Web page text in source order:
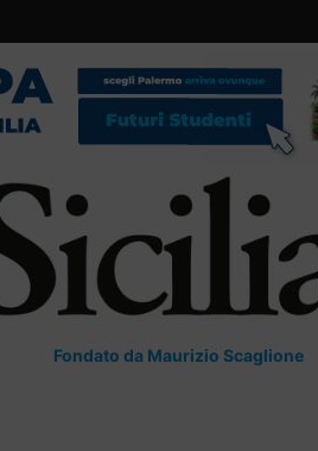
Fondato da Maurizio Scaglione